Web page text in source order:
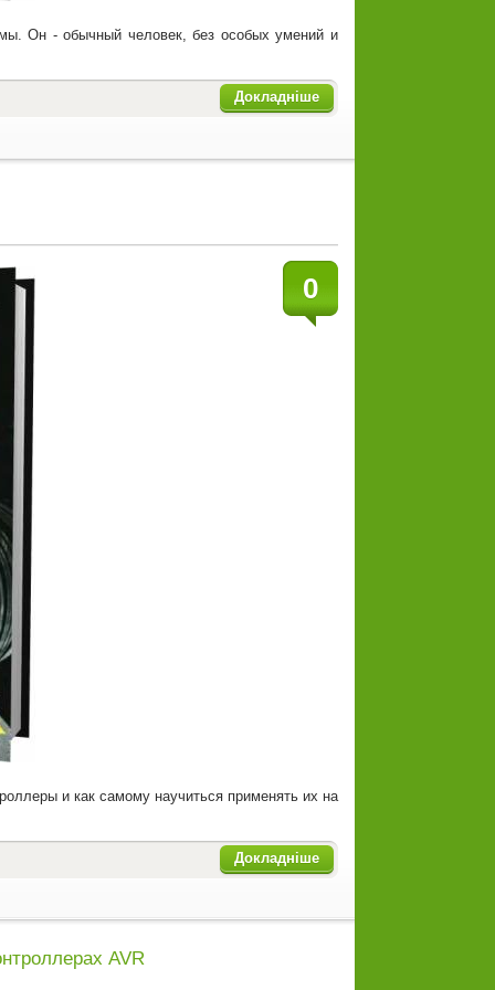
Он - обычный человек, без особых умений и
Докладніше
0
и как самому научиться применять их на
Докладніше
AVR